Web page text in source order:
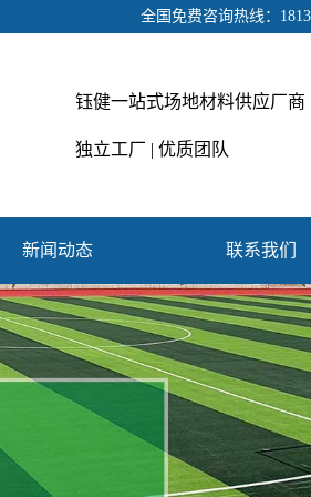
全国免费咨询热线：
钰健一站式场地材料供应厂商
独立工厂 | 优质团队
新闻动态 联系我们